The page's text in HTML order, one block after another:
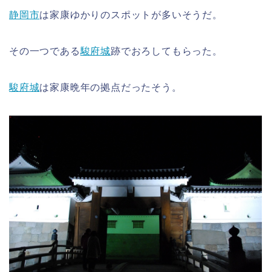
静岡市は家康ゆかりのスポットが多いそうだ。
その一つである駿府城跡でおろしてもらった。
駿府城は家康晩年の拠点だったそう。